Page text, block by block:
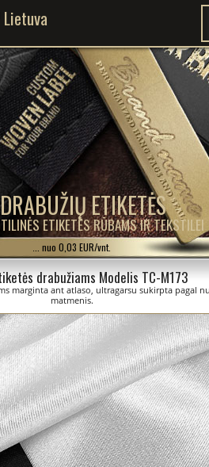
ETIKETĖS
ETIKETĖS RŪBAMS IR TEKSTILEI
... nuo 0,03 EUR/vnt.
drabužiams Modelis TC-M173
marginta ant atlaso, ultragarsu sukirpta pagal
matmenis.